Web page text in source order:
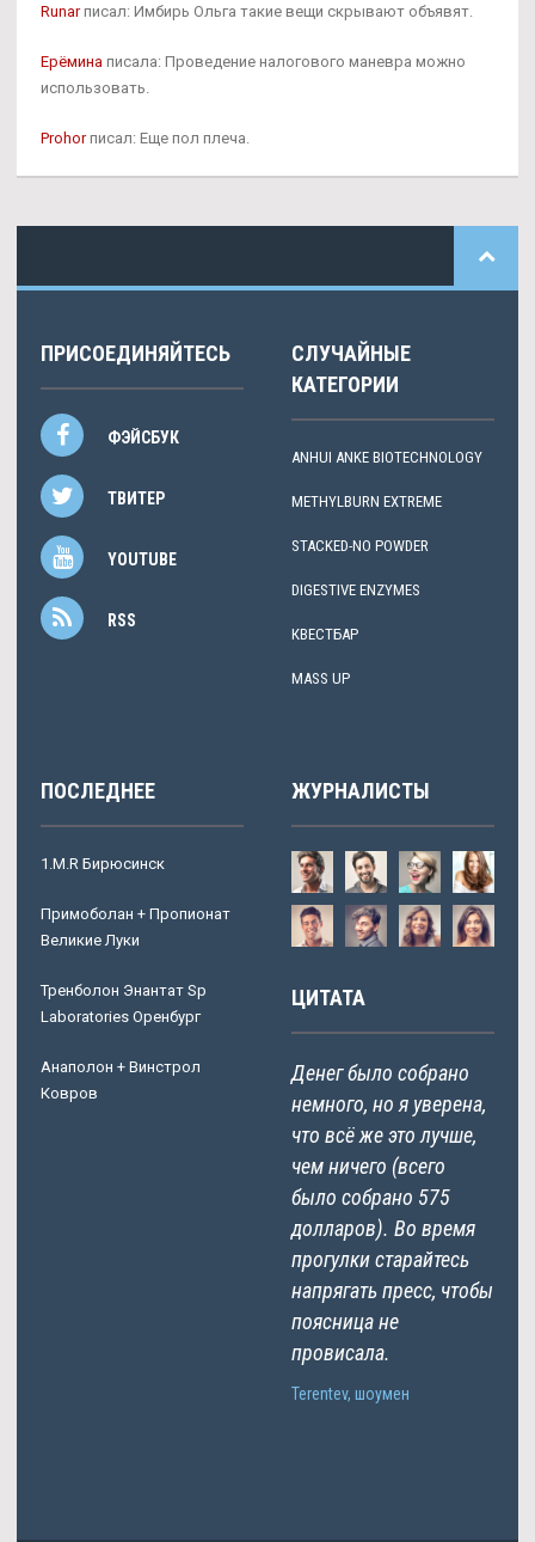
Runarписал: Имбирь Ольга такие вещи скрывают объявят.
Ерёмина писала: Проведение налогового маневра можно
использовать.
Prohorписал: Еще пол плеча.
ПРИСОЕДИНЯЙТЕСЬ
ФЭЙСБУК
ТВИТЕР
YOUTUBE
RSS
СЛУЧАЙНЫЕ
КАТЕГОРИИ
ANHUI ANKE BIOTECHNOLOGY
METHYLBURN EXTREME
STACKED-NO POWDER
DIGESTIVE ENZYMES
КВЕСТБАР
MASS UP
ПОСЛЕДНЕЕ
1.M.R Бирюсинск
Примоболан + Пропионат
Великие Луки
Тренболон Энантат Sp
Laboratories Оренбург
Анаполон + Винстрол
Ковров
ЖУРНАЛИСТЫ
ЦИТАТА
Денег было собрано
немного, но я уверена,
что всё же это лучше,
чем ничего (всего
было собрано 575
долларов). Во время
прогулки старайтесь
напрягать пресс, чтобы
поясница не
провисала.
Terentev, шоумен